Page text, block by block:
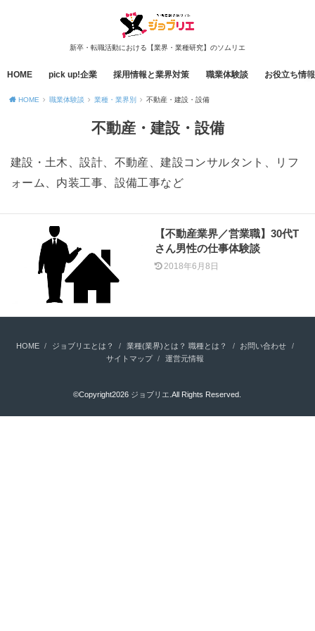
新卒・転職活動における【業界・業種研究】のソムリエ
HOME pick up!企業 採用情報と業界対策 職業体験談 お役立ち情報
HOME 職業体験談 業種・業界別 不動産・建設・設備
不動産・建設・設備
建設・土木、設計、不動産、建設コンサルタント、リフ
ォーム、内装工事、設備工事など
【不動産業界／営業職】30代T
さん男性の仕事体験談
2018年6月8日
HOME ジョブリエとは？ 業種(業界)とは？ 職種とは？
お問い合わせ
サイトマップ
運営元情報
©Copyright2026 ジョブリエ .All Rights Reserved.